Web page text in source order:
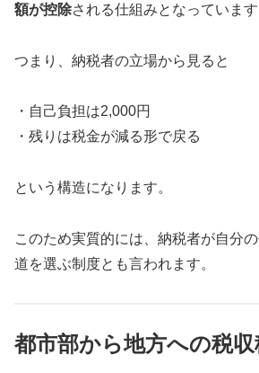
額が控除される仕組みとなっています
つまり、納税者の立場から見ると
・自己負担は2,000円
・残りは税金が減る形で戻る
という構造になります。
このため実質的には、納税者が自分
道を選ぶ制度とも言われます。
都市部から地方への税